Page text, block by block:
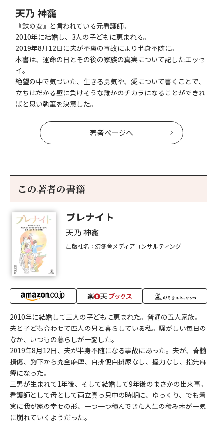
天乃 神龕
『鉄の女』と言われている元看護師。
2010年に結婚し、3人の子どもに恵まれる。
2019年8月12日に夫が不慮の事故により半身不随に。
本書は、運命の日とその後の家族の真実について記したエッセ
イ。
絶望の中で気づいた、生きる勇気や、愛について書くことで、
立ちはだかる壁に負けそうな誰かのチカラになることができれ
ばと思い執筆を決意した。
著者ページへ
この著者の書籍
プレナイト
天乃 神龕
出版社名：幻冬舎メディアコンサルティング
2010年に結婚して三人の子どもに恵まれた。普通の五人家族。
夫と子ども合わせて四人の男と暮らしている私。騒がしい毎日の
なか、いつもの暮らしが一変した。
2019年8月12日、夫が半身不随になる事故にあった。夫が、脊髄
損傷、胸下から完全麻痺、自排便自排尿なし、握力なし、指先麻
痺になった。
三男が生まれて1年後、そして結婚して9年後のまさかの出来事。
看護師として母として両立真っ只中の時期に、ゆっくり、でも着
実に我が家の幸せの形、一つ一つ積んできた人生の積み木が一気
に崩れていくようだった。